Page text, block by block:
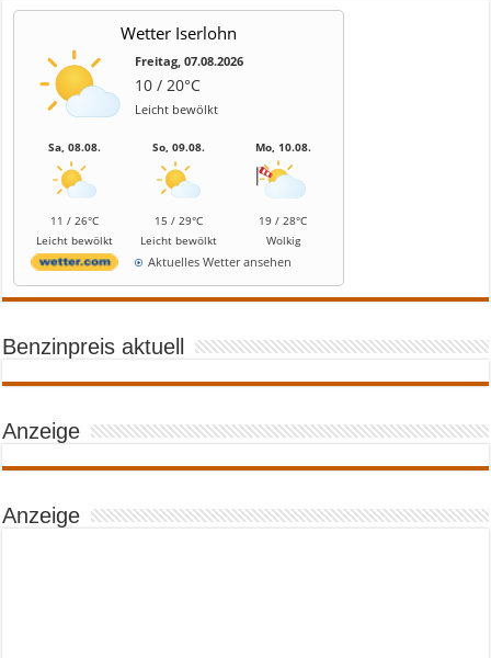
Wetter Iserlohn
Freitag, 07.08.2026
10 / 20°C
Leicht bewölkt
Sa, 08.08.
11 / 26°C
Leicht bewölkt
So, 09.08.
15 / 29°C
Leicht bewölkt
Mo, 10.08.
19 / 28°C
Wolkig
Aktuelles Wetter ansehen
Benzinpreis aktuell
Anzeige
Anzeige